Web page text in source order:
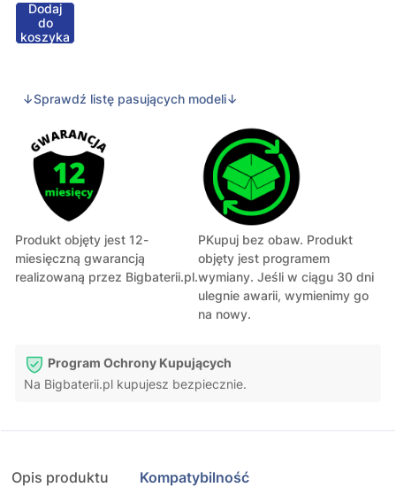
Dodaj
do
koszyka
↓Sprawdź listę pasujących modeli↓
Produkt objęty jest 12-
miesięczną gwarancją
realizowaną przez Bigbaterii.pl.
PKupuj bez obaw. Produkt
objęty jest programem
wymiany. Jeśli w ciągu 30 dni
ulegnie awarii, wymienimy go
na nowy.
Program Ochrony Kupujących
Na Bigbaterii.pl kupujesz bezpiecznie.
Opis produktu Kompatybilność